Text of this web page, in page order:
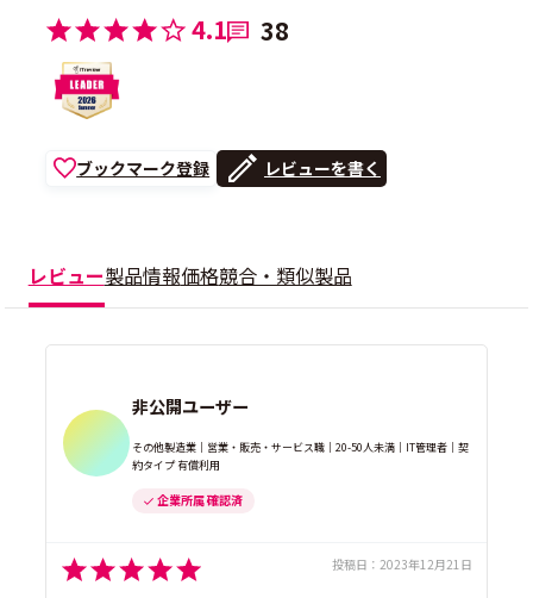
4.1 38
ブックマーク登録 レビューを書く
レビュー製品情報価格競合・類似製品
非公開ユーザー
その他製造業｜営業・販売・サービス職｜20-50人未満｜IT管理者｜契
約タイプ 有償利用
企業所属 確認済
投稿日： 2023年12月21日